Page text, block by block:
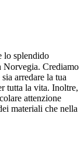
lo splendido
Norvegia. Crediamo
arredare la tua
tutta la vita. Inoltre,
attenzione
materiali che nella